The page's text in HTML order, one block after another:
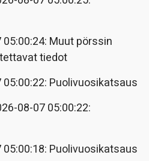
05:00:24: Muut pörssin
tiedot
05:00:22: Puolivuosikatsaus
08-07 05:00:22:
05:00:18: Puolivuosikatsaus